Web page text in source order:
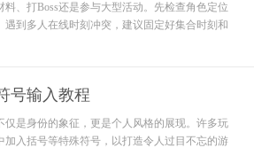
、打Boss还是参与大型活动。先检查角色定位
到多人在线时刻冲突，建议固定好集合时刻和
号输入教程
是身份的象征，更是个人风格的展现。许多玩
入括号等特殊符号，以打造令人过目不忘的游